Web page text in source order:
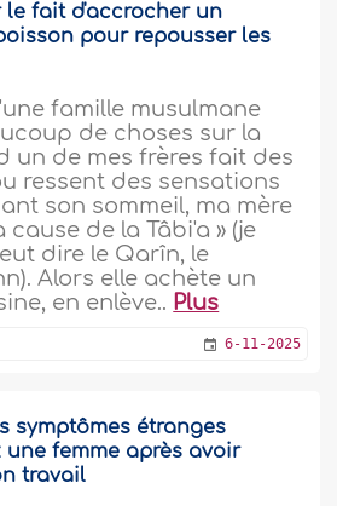
le fait d'accrocher un
pour repousser les
famille musulmane
de choses sur la
un de mes frères fait des
ressent des sensations
son sommeil, ma mère
cause de la Tâbi'a » (je
dire le Qarîn, le
Alors elle achète un
en enlève.. Plus
6-11-2025
symptômes étranges
femme après avoir
travail